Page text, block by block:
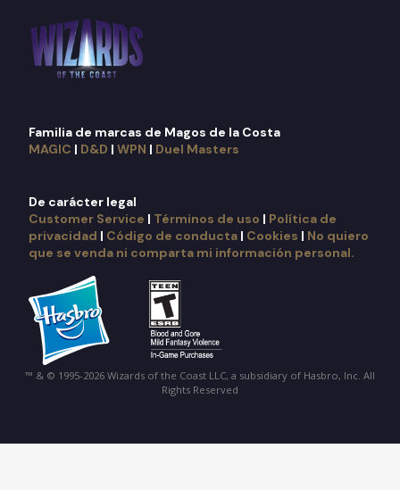
Familia de marcas de Magos de la Costa
MAGIC | D&D | WPN | Duel Masters
De carácter legal
Customer Service | Términos de uso | Política de
privacidad | Código de conducta | Cookies | No quiero
que se venda ni comparta mi información personal.
™ & © 1995-2026 Wizards of the Coast LLC, a subsidiary of Hasbro, Inc. All
Rights Reserved